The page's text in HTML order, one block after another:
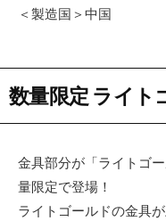
＜製造国＞中国
数量限定 ライト
金具部分が「ライトゴ
量限定で登場！
ライトゴールドの金具